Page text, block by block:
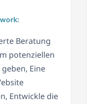
Beratung
potenziellen
Eine
Entwickle die